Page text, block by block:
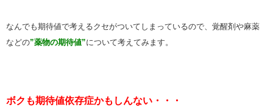
なんでも期待値で考えるクセがついてしまっているので、覚醒剤や麻薬
などの”薬物の期待値”について考えてみます。
ボクも期待値依存症かもしんない・・・